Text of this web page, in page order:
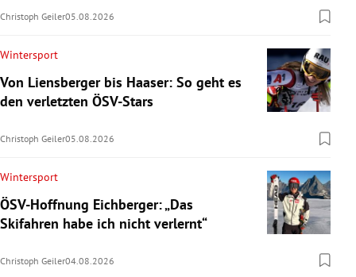
Christoph Geiler05.08.2026
Wintersport
Von Liensberger bis Haaser: So geht es
den verletzten ÖSV-Stars
Christoph Geiler05.08.2026
Wintersport
ÖSV-Hoffnung Eichberger: „Das
Skifahren habe ich nicht verlernt“
Christoph Geiler04.08.2026